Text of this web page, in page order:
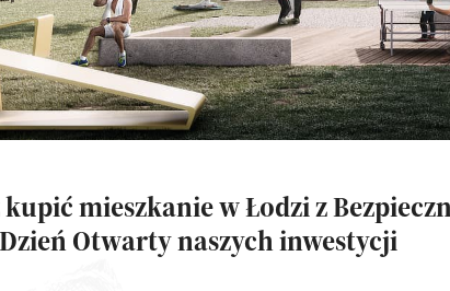
kupić mieszkanie w Łodzi z
Otwarty naszych inwestycji